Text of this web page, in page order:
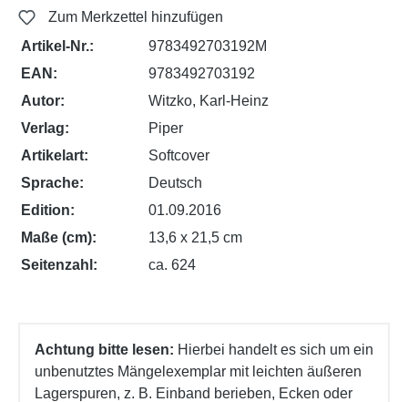
Zum Merkzettel hinzufügen
Artikel-Nr.:
9783492703192M
EAN:
9783492703192
Autor:
Witzko, Karl-Heinz
Verlag:
Piper
Artikelart:
Softcover
Sprache:
Deutsch
Edition:
01.09.2016
Maße (cm):
13,6 x 21,5 cm
Seitenzahl:
ca. 624
Achtung bitte lesen: Hierbei handelt es sich um ein
unbenutztes Mängelexemplar mit leichten äußeren
Lagerspuren, z. B. Einband berieben, Ecken oder